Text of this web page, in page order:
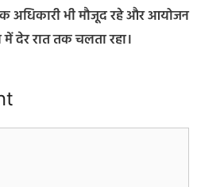
अधिकारी भी मौजूद रहे और आयोजन
में देर रात तक चलता रहा।